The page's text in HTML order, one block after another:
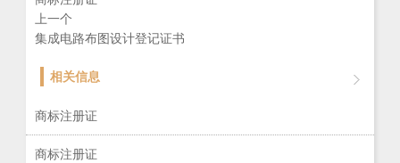
上一个
集成电路布图设计登记证书
相关信息
商标注册证
商标注册证